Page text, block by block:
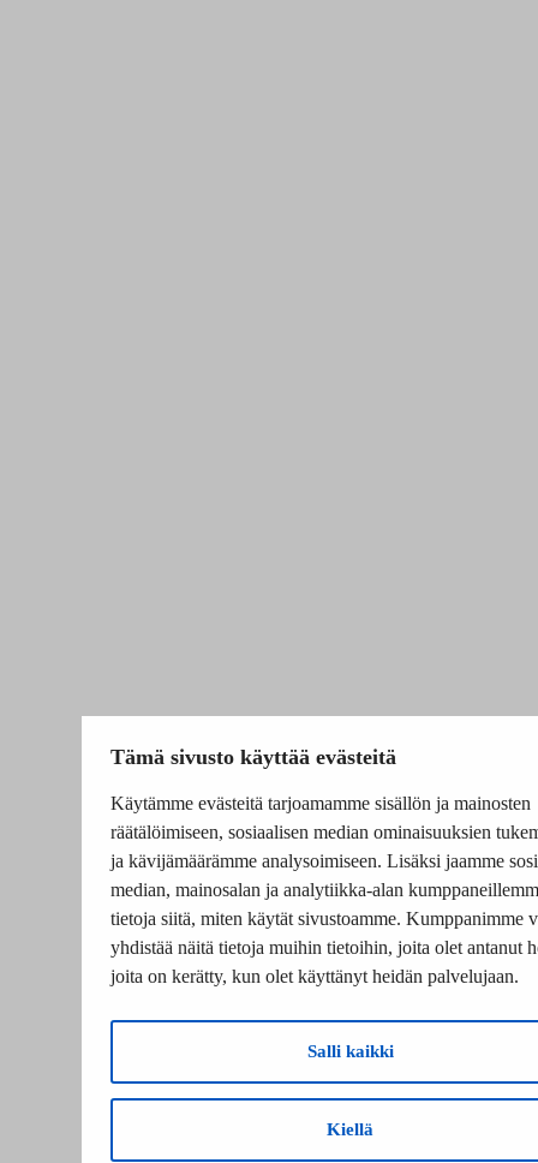
Tämä sivusto käyttää evästeitä
Käytämme evästeitä tarjoamamme sisällön ja mainosten
räätälöimiseen, sosiaalisen median ominaisuuksien
ja kävijämäärämme analysoimiseen. Lisäksi jaamme
median, mainosalan ja analytiikka-alan
tietoja siitä, miten käytät sivustoamme. Kumppanimme
yhdistää näitä tietoja muihin tietoihin, joita olet antanut
joita on kerätty, kun olet käyttänyt heidän palvelujaan.
Salli kaikki
Kiellä